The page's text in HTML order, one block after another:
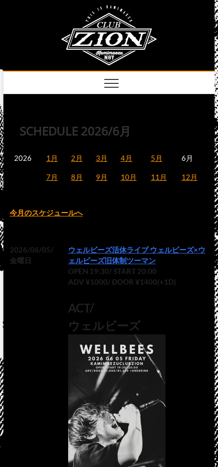
SCHEDULE 2026/6月
2026 1月 2月 3月 4月 5月 6月
7月 8月 9月 10月 11月 12月
今月のスケジュールへ
2026/06/05/
金曜日
ウェルビーズ活休ライブ ウェルビーズ×ウ
ェルビーズ旧体制ツーマン
OPEN 19:30/ START 20:00
ADV ¥1000/ DOOR ¥1400(+1D)
ACT/
ウェルビーズ